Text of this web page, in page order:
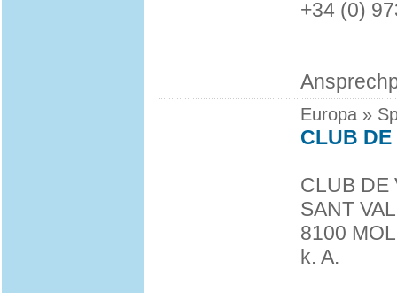
+34 (0)
Europa »
CLUB DE
CLUB DE
SANT
8100
k. A.